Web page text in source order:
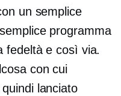
un semplice
programma
fedeltà e così via.
con cui
lanciato